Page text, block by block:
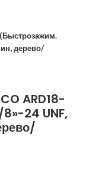
дерево/
ARD18-
24 UNF,